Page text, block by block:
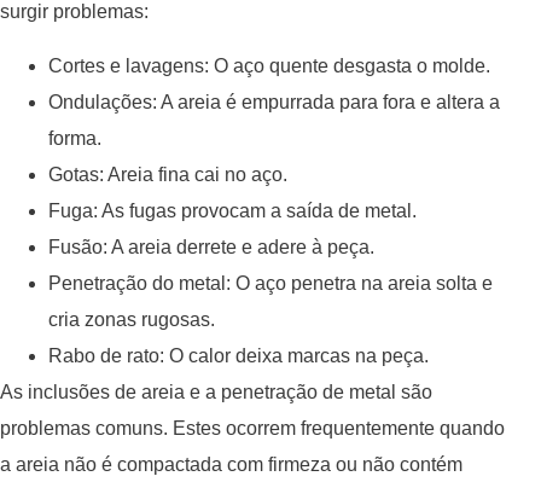
surgir problemas:
Cortes e lavagens: O aço quente desgasta o molde.
Ondulações: A areia é empurrada para fora e altera a
forma.
Gotas: Areia fina cai no aço.
Fuga: As fugas provocam a saída de metal.
Fusão: A areia derrete e adere à peça.
Penetração do metal: O aço penetra na areia solta e
cria zonas rugosas.
Rabo de rato: O calor deixa marcas na peça.
As inclusões de areia e a penetração de metal são
problemas comuns. Estes ocorrem frequentemente quando
a areia não é compactada com firmeza ou não contém